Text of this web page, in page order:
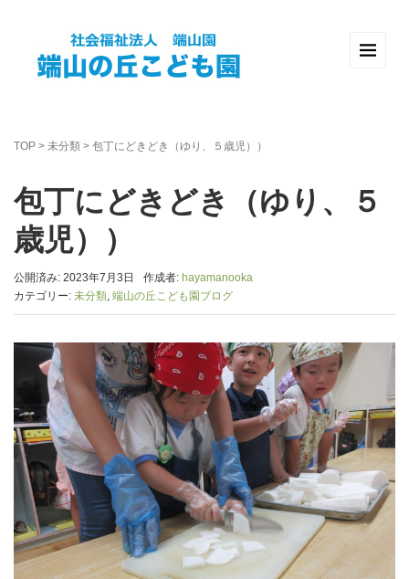
TOP > 未分類 > 包丁にどきどき（ゆり、５歳児））
包丁にどきどき（ゆり、５
歳児））
公開済み: 2023年7月3日 作成者: hayamanooka
カテゴリー: 未分類, 端山の丘こども園ブログ